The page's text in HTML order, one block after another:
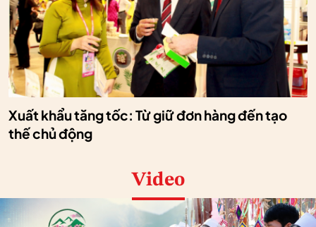
Xuất khẩu tăng tốc: Từ giữ đơn hàng đến tạo
thế chủ động
Video